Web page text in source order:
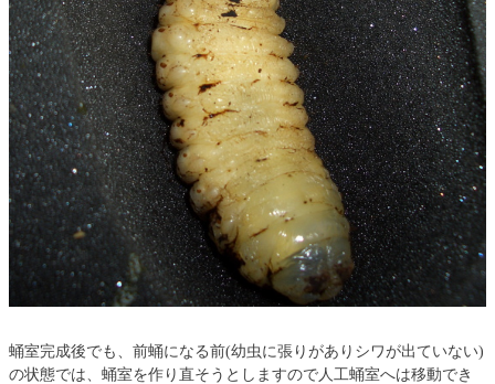
蛹室完成後でも、前蛹になる前(幼虫に張りがありシワが出ていない)
の状態では、蛹室を作り直そうとしますので人工蛹室へは移動でき